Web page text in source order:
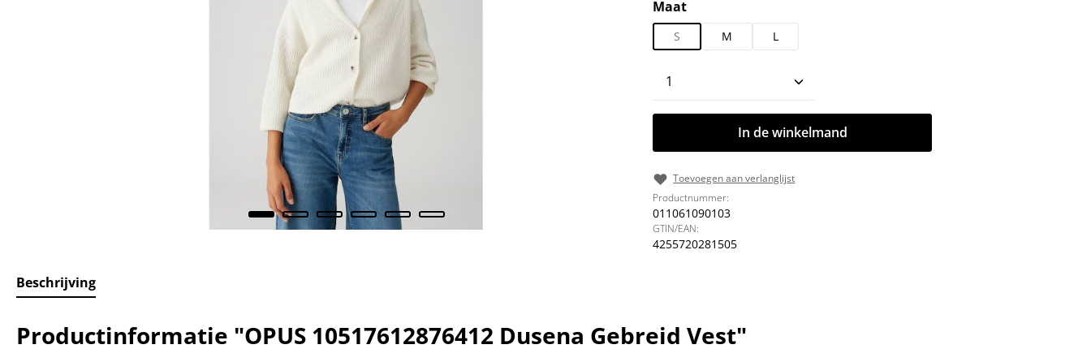
Selecteer
Maat
S M L
Producthoeveelheid: Voer de gewenste
In de winkelmand
Toevoegen aan verlanglijst
Productnummer:
011061090103
GTIN/EAN:
4255720281505
Beschrijving
Productinformatie "OPUS 10517612876412 Dusena Gebreid Vest"